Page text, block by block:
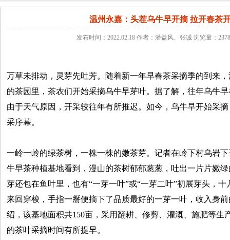
温州永嘉：头茬乌牛早开摘 拉开春茶
发布时间：2022.02.18 作者：潘益风、张诚 浏览量：
万草未排动，灵芽先吐芳。随着新一年早春茶采摘季的到来
的茶园里，茶农们开始采摘乌牛早芽叶。据了解，往年乌牛
由于天气原因，开采较往年有所推迟。如今，乌牛早开始采
采序幕。
一岭一岭的绿茶树，一株一株的嫩茶芽。记者在岭下村乌岩
牛早茶种植基地看到，漫山的茶树郁郁葱葱，吐出一片片嫩
芽还包在鱼叶里，也有“一芽一叶”或“一芽二叶”初展芽头，
来回穿梭，手指一掰便摘下了品质最好的一芽一叶，收入身
绍，该基地面积共150亩，采用翻耕、修剪、灌溉、施肥等生
的茶叶采摘时间有所提早。